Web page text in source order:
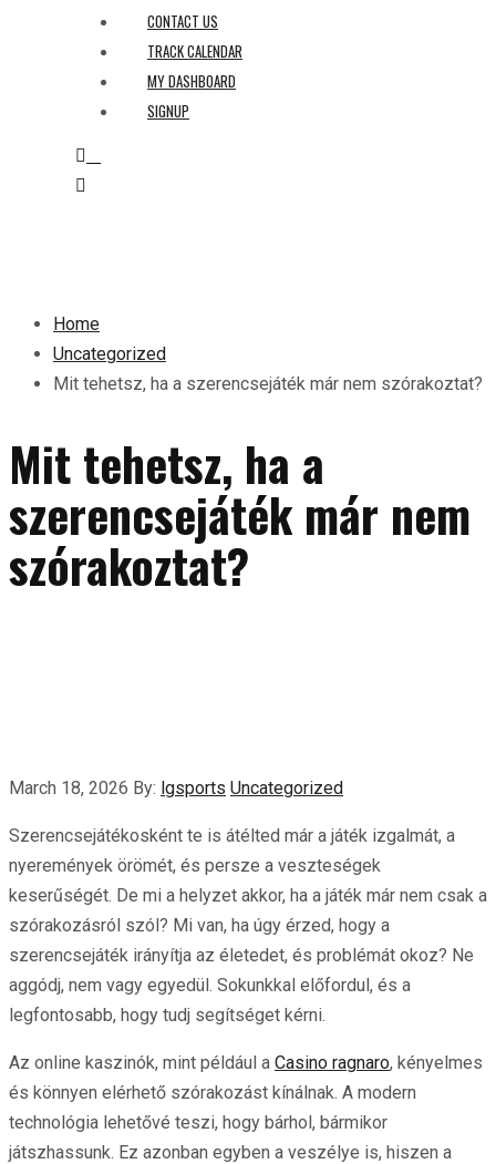
CONTACT US
TRACK CALENDAR
MY DASHBOARD
SIGNUP
Home
Uncategorized
Mit tehetsz, ha a szerencsejáték már nem szórakoztat?
Mit tehetsz, ha a
szerencsejáték már nem
szórakoztat?
March 18, 2026 By: lgsports Uncategorized
Szerencsejátékosként te is átélted már a játék izgalmát, a
nyeremények örömét, és persze a veszteségek
keserűségét. De mi a helyzet akkor, ha a játék már nem csak a
szórakozásról szól? Mi van, ha úgy érzed, hogy a
szerencsejáték irányítja az életedet, és problémát okoz? Ne
aggódj, nem vagy egyedül. Sokunkkal előfordul, és a
legfontosabb, hogy tudj segítséget kérni.
Az online kaszinók, mint például a Casino ragnaro, kényelmes
és könnyen elérhető szórakozást kínálnak. A modern
technológia lehetővé teszi, hogy bárhol, bármikor
játszhassunk. Ez azonban egyben a veszélye is, hiszen a